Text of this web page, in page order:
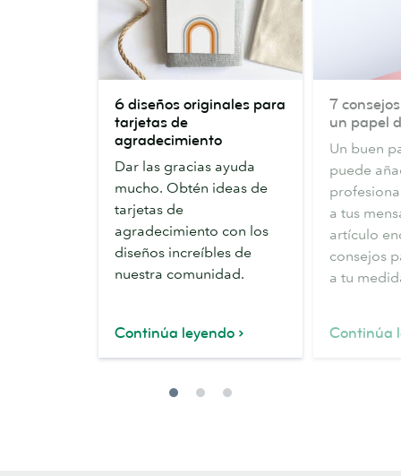
diseños
originales
para
tarjetas
agradecimiento
6 diseños originales para
tarjetas de
agradecimiento
Dar las gracias ayuda
mucho. Obtén ideas de
tarjetas de
agradecimiento con los
diseños increíbles de
nuestra comunidad.
Continúa leyendo
consejos
para
diseñar
papel
carta
7
un papel
Un buen
puede
a tus
artículo
consejos
a tu
Continúa